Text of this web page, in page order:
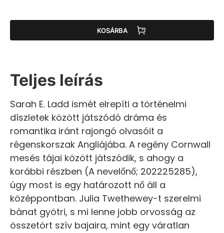
KOSÁRBA
Teljes leírás
Sarah E. Ladd ismét elrepíti a történelmi
díszletek között játszódó dráma és
romantika iránt rajongó olvasóit a
régenskorszak Angliájába. A regény Cornwall
mesés tájai között játszódik, s ahogy a
korábbi részben (A nevelőnő; 202225285),
úgy most is egy határozott nő áll a
középpontban. Julia Twethewey-t szerelmi
bánat gyötri, s mi lenne jobb orvosság az
összetört szív bajaira, mint egy váratlan